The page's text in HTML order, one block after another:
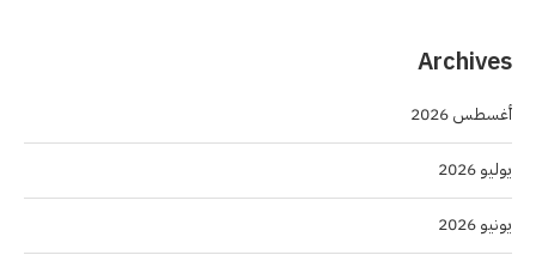
Archives
أغسطس 2026
يوليو 2026
يونيو 2026